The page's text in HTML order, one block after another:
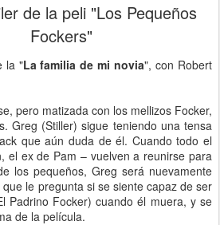
de la peli "Los Pequeños
Fockers"
la "La familia de mi novia", con Robert
pero matizada con los mellizos Focker,
Greg (Stiller) sigue teniendo una tensa
que aún duda de él. Cuando todo el
el ex de Pam – vuelven a reunirse para
los pequeños, Greg será nuevamente
le pregunta si se siente capaz de ser
Padrino Focker) cuando él muera, y se
de la película.